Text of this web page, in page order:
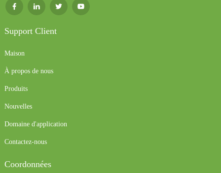
Support Client
Maison
À propos de nous
Produits
Nouvelles
Domaine d'application
Contactez-nous
Coordonnées